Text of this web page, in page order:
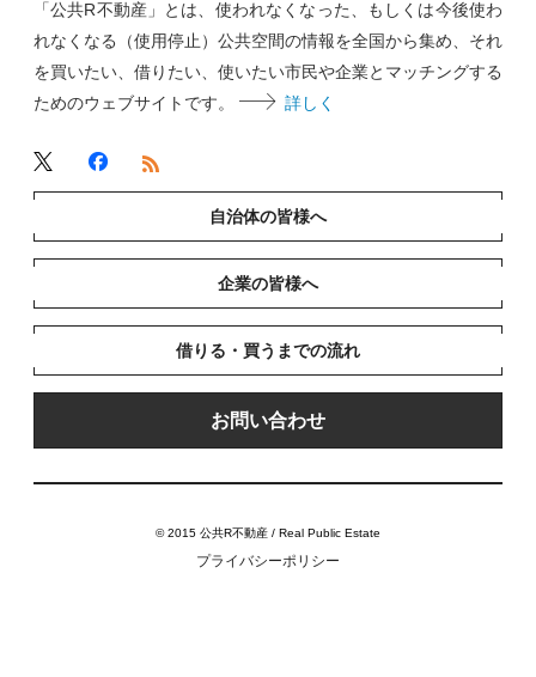
「公共R不動産」とは、使われなくなった、もしくは今後使わ
れなくなる（使用停止）公共空間の情報を全国から集め、それ
を買いたい、借りたい、使いたい市民や企業とマッチングする
ためのウェブサイトです。
詳しく
自治体の皆様へ
企業の皆様へ
借りる・買うまでの流れ
お問い合わせ
© 2015 公共R不動産 / Real Public Estate
プライバシーポリシー